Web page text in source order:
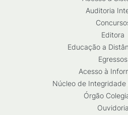
Auditoria
Editora
Educação a
Egressos
Acesso à
Núcleo de Integridade
Órgão
Ouvidoria